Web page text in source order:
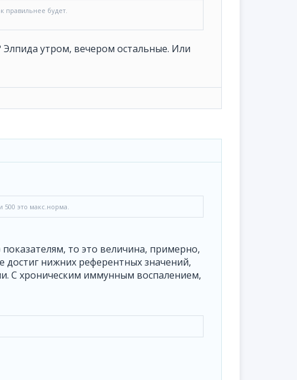
правильнее будет.
Элпида утром, вечером остальные. Или
это макс.норма.
то это величина, примерно,
достиг нижних референтных значений,
С хроническим иммунным воспалением,